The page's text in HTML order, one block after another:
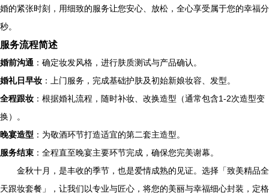
婚的紧张时刻，用细致的服务让您安心、放松，全心享受属于您的幸福分
秒。
服务流程简述
婚前沟通 ：确定妆发风格，进行肤质测试与产品确认。
婚礼日早妆 ：上门服务，完成基础护肤及初始新娘妆容、发型。
全程跟妆 ：根据婚礼流程，随时补妆、改换造型（通常包含1-2次造型变
换）。
晚宴造型 ：为敬酒环节打造适宜的第二套主造型。
服务结束 ：全程直至晚宴主要环节完成，确保您完美谢幕。
金秋十月，是丰收的季节，也是爱情成熟的见证。选择「致美精品全
天跟妆套餐」，让我们以专业与匠心，将您的美丽与幸福细心封装，定格